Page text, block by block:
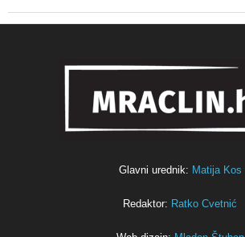
Glavni urednik: Matija Kos
Redaktor: Ratko Cvetnić